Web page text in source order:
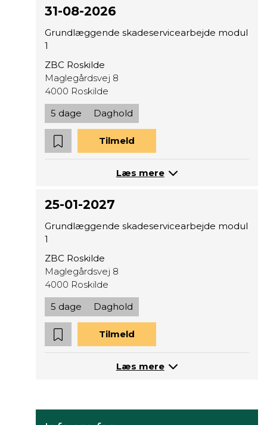
31-08-2026
Grundlæggende skadeservicearbejde modul
1
ZBC Roskilde
Maglegårdsvej 8
4000 Roskilde
5 dage
Daghold
Tilmeld
Læs mere
25-01-2027
Grundlæggende skadeservicearbejde modul
1
ZBC Roskilde
Maglegårdsvej 8
4000 Roskilde
5 dage
Daghold
Tilmeld
Læs mere